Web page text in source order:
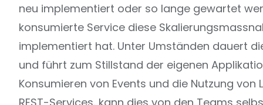
neu implementiert oder so lange gewartet
konsumierte Service diese
implementiert hat. Unter Umständen dauert
und führt zum Stillstand der eigenen
Konsumieren von Events und die Nutzung von